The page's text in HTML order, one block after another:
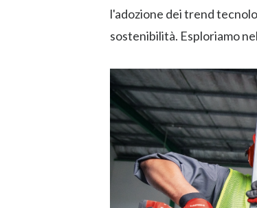
l'adozione dei trend
sostenibilità. Esploriamo